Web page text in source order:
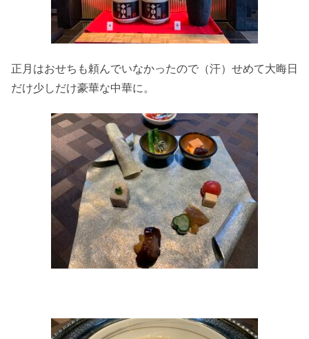
正月はおせちも頼んでいなかったので（汗）せめて大晦日
だけ少しだけ豪華な中華に。